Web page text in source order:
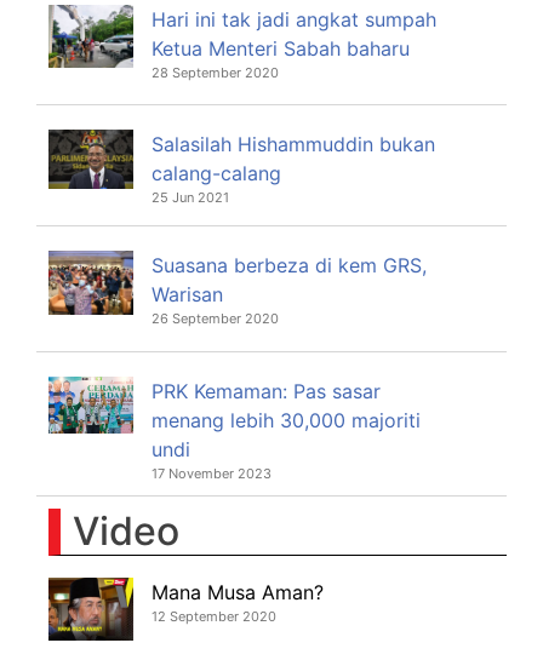
Hari ini tak jadi angkat sumpah
Ketua Menteri Sabah baharu
28 September 2020
Salasilah Hishammuddin bukan
calang-calang
25 Jun 2021
Suasana berbeza di kem GRS,
Warisan
26 September 2020
PRK Kemaman: Pas sasar
menang lebih 30,000 majoriti
undi
17 November 2023
Video
Mana Musa Aman?
12 September 2020